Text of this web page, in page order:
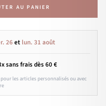
AU PANIER
26et lun. 31 août
sans fraisdès 60 €
les articles personnalisés ou avec